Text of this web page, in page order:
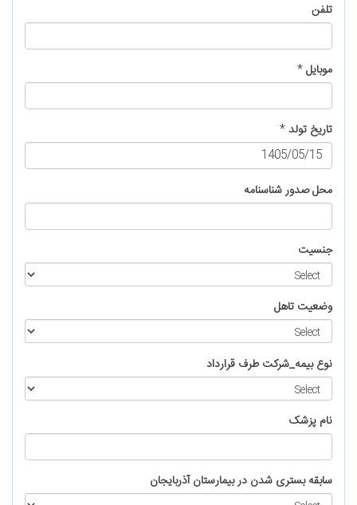
تلفن
موبایل*
تاریخ تولد*
محل صدور شناسنامه
جنسیت
وضعیت تاهل
نوع بیمه_شرکت طرف قرارداد
نام پزشک
سابقه بستری شدن در بیمارستان آذربایجان